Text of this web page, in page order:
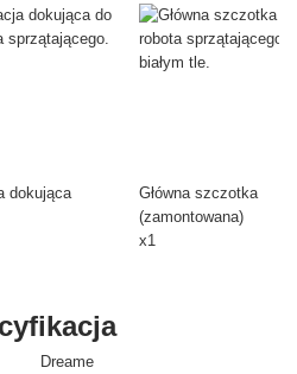
dokująca
Główna szczotka
(zamontowana)
x1
Dreame